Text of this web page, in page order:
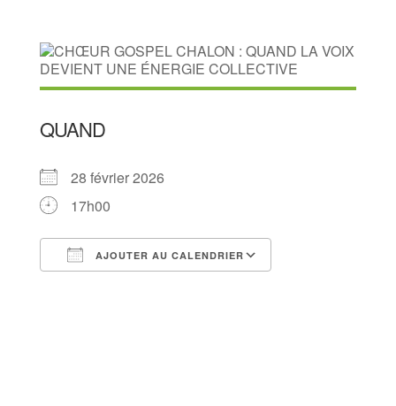
QUAND
28 février 2026
17h00
AJOUTER AU CALENDRIER